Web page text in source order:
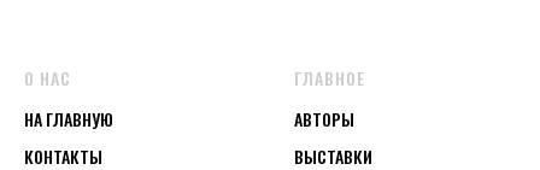
О НАС
НА ГЛАВНУЮ
КОНТАКТЫ
ГЛАВНОЕ
АВТОРЫ
ВЫСТАВКИ